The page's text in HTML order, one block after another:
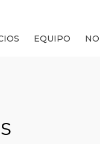
EQUIPO